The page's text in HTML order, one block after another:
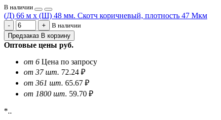
В наличии
(Д) 66 м х (Ш) 48 мм. Скотч коричневый, плотность 47 Мкм
В наличии
Предзаказ В корзину
Оптовые цены руб.
от 6 Цена по запросу
от 37 шт. 72.24 ₽
от 361 шт. 65.67 ₽
от 1800 шт. 59.70 ₽
*..